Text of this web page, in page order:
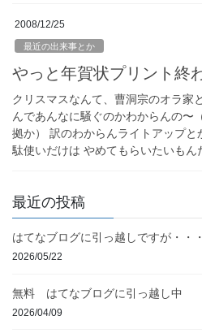
2008/12/25
最近の出来事とか
やっと年賀状プリント終
クリスマスなんて、曹洞宗のオラ家
んであんなに騒ぐのかわからんの〜
拠か） 訳のわからんライトアップ
駄使いだけは やめてもらいたいも
最近の投稿
はてなブログに引っ越しですが・・・
2026/05/22
無料 はてなブログに引っ越し中
2026/04/09